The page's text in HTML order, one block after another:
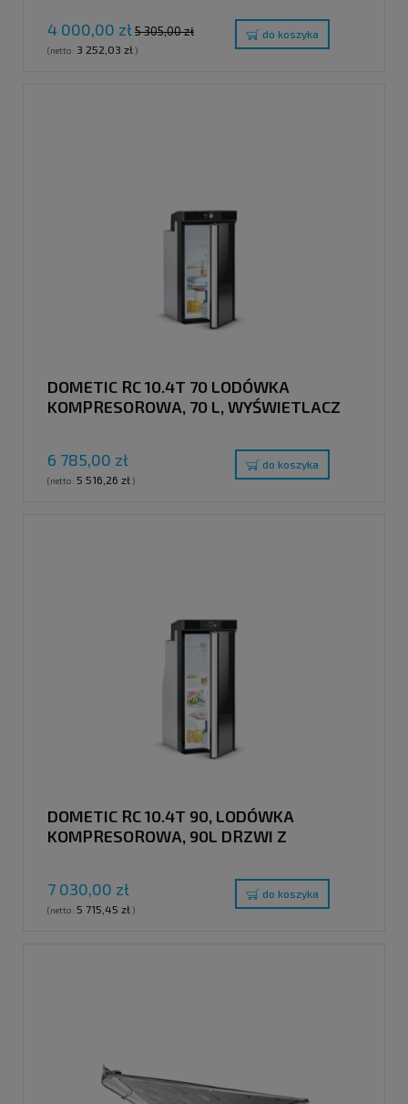
4 000,00 zł 5 305,00 zł
(netto: 3 252,03 zł)
do koszyka
DOMETIC RC 10.4T 70 LODÓWKA
KOMPRESOROWA, 70 L, WYŚWIETLACZ
6 785,00 zł
(netto: 5 516,26 zł)
do koszyka
DOMETIC RC 10.4T 90, LODÓWKA
KOMPRESOROWA, 90L DRZWI Z
7 030,00 zł
(netto: 5 715,45 zł)
do koszyka